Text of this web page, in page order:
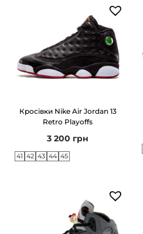
Кросівки Nike Air Jordan 13
Retro Playoffs
3 200 грн
41 42 43 44 45